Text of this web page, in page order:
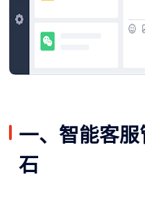
一、智能客
石